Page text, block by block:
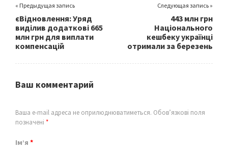
« Предыдущая запись
єВідновлення: Уряд
виділив додаткові 665
млн грн для виплати
компенсацій
Следующая запись »
443 млн грн
Національного
кешбеку українці
отримали за березень
Ваш комментарий
Ваша e-mail адреса не оприлюднюватиметься. Обов’язкові поля
позначені *
Ім’я *